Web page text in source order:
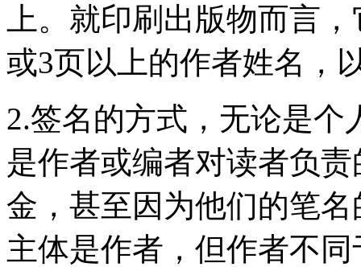
上。就印刷出版物而言
或3页以上的作者姓名，
2.签名的方式，无论是
是作者或编者对读者负
金，甚至因为他们的笔
主体是作者，但作者不